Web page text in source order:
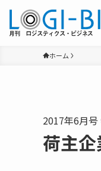
ホーム
2017年6月号
荷主